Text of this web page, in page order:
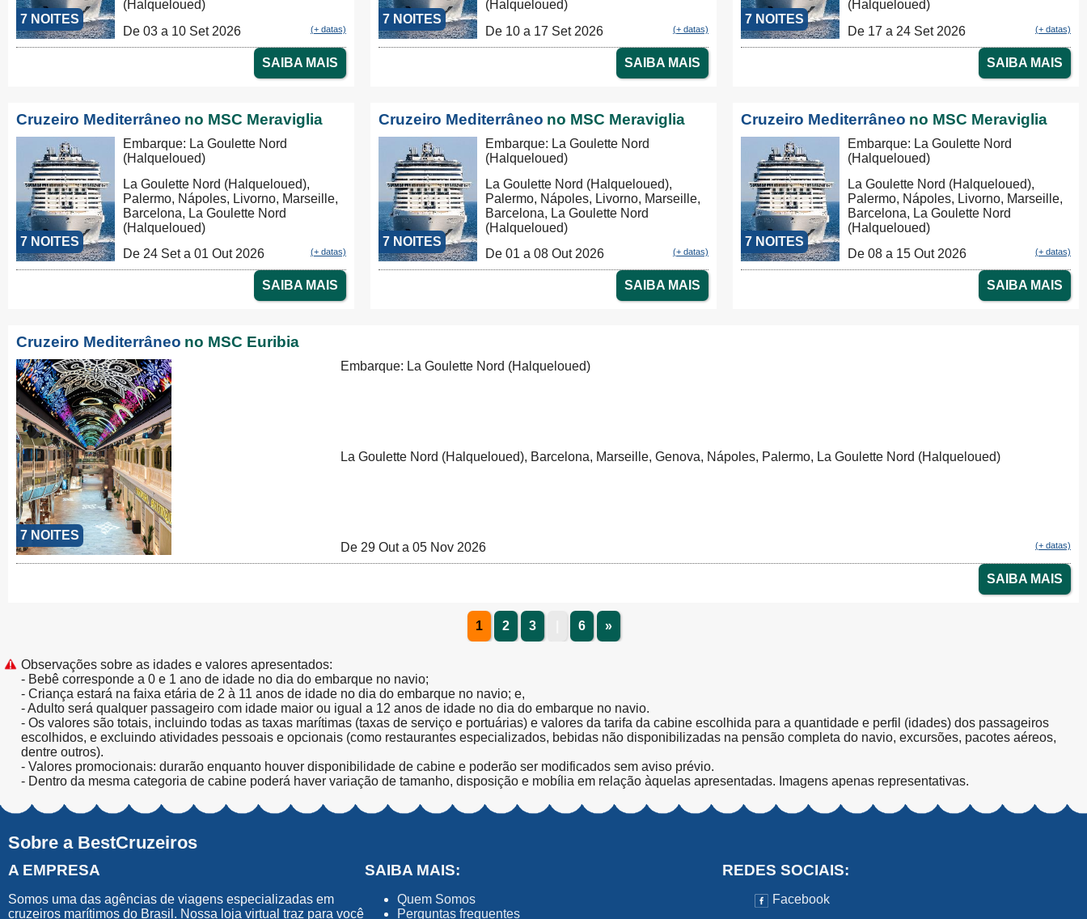
7 NOITES
(Halqueloued)
De 03 a 10 Set 2026
(+ datas)
SAIBA MAIS
7 NOITES
(Halqueloued)
De 10 a 17 Set 2026
(+ datas)
SAIBA MAIS
7 NOITES
(Halqueloued)
De 17 a 24 Set 2026
(+ datas)
SAIBA MAIS
Cruzeiro Mediterrâneo no MSC Meraviglia
7 NOITES
Embarque: La Goulette Nord
(Halqueloued)
La Goulette Nord (Halqueloued),
Palermo, Nápoles, Livorno, Marseille,
Barcelona, La Goulette Nord
(Halqueloued)
De 24 Set a 01 Out 2026
(+ datas)
SAIBA MAIS
Cruzeiro Mediterrâneo no MSC Meraviglia
7 NOITES
Embarque: La Goulette Nord
(Halqueloued)
La Goulette Nord (Halqueloued),
Palermo, Nápoles, Livorno, Marseille,
Barcelona, La Goulette Nord
(Halqueloued)
De 01 a 08 Out 2026
(+ datas)
SAIBA MAIS
Cruzeiro Mediterrâneo no MSC Meraviglia
7 NOITES
Embarque: La Goulette Nord
(Halqueloued)
La Goulette Nord (Halqueloued),
Palermo, Nápoles, Livorno, Marseille,
Barcelona, La Goulette Nord
(Halqueloued)
De 08 a 15 Out 2026
(+ datas)
SAIBA MAIS
Cruzeiro Mediterrâneo no MSC Euribia
7 NOITES
Embarque: La Goulette Nord (Halqueloued)
La Goulette Nord (Halqueloued), Barcelona, Marseille, Genova, Nápoles, Palermo, La Goulette Nord (Halqueloued)
De 29 Out a 05 Nov 2026 (+ datas)
SAIBA MAIS
1 2 3 6 »
Observações sobre as idades e valores apresentados:
- Bebê corresponde a 0 e 1 ano de idade no dia do embarque no navio;
- Criança estará na faixa etária de 2 à 11 anos de idade no dia do embarque no navio; e,
- Adulto será qualquer passageiro com idade maior ou igual a 12 anos de idade no dia do embarque no navio.
- Os valores são totais, incluindo todas as taxas marítimas (taxas de serviço e portuárias) e valores da tarifa da cabine escolhida para a quantidade e perfil (idades) dos passageiros
escolhidos, e excluindo atividades pessoais e opcionais (como restaurantes especializados, bebidas não disponibilizadas na pensão completa do navio, excursões, pacotes aéreos,
dentre outros).
- Valores promocionais: durarão enquanto houver disponibilidade de cabine e poderão ser modificados sem aviso prévio.
- Dentro da mesma categoria de cabine poderá haver variação de tamanho, disposição e mobília em relação àquelas apresentadas. Imagens apenas representativas.
Sobre a BestCruzeiros
A EMPRESA
Somos uma das agências de viagens especializadas em
cruzeiros marítimos do Brasil. Nossa loja virtual traz para você
SAIBA MAIS:
Quem Somos
Perguntas frequentes
REDES SOCIAIS:
Facebook